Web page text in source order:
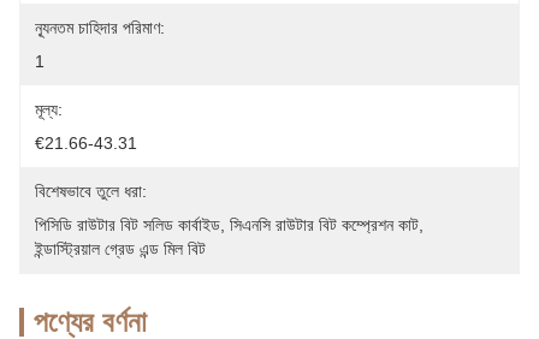
ন্যূনতম চাহিদার পরিমাণ:
1
মূল্য:
€21.66-43.31
বিশেষভাবে তুলে ধরা:
পিসিডি রাউটার বিট সলিড কার্বাইড সিএনসি রাউটার বিট কম্প্রেশন কাট
ইন্ডাস্ট্রিয়াল গ্রেড এন্ড মিল বিট
পণ্যের বর্ণনা